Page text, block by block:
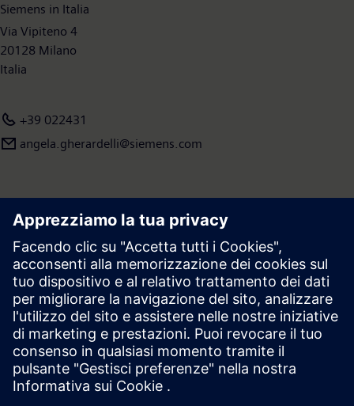
Siemens in Italia
Via Vipiteno 4
20128 Milano
Italia
+39 022431
angela.gherardelli@siemens.com
Area stampa | Azienda | Siemens
© Siemens 1996 – 2026
Informazioni Corporate
Privacy